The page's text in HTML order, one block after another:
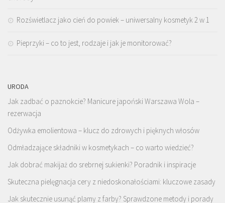
Rozświetlacz jako cień do powiek – uniwersalny kosmetyk 2 w 1
Pieprzyki – co to jest, rodzaje i jak je monitorować?
URODA
Jak zadbać o paznokcie? Manicure japoński Warszawa Wola –
rezerwacja
Odżywka emolientowa – klucz do zdrowych i pięknych włosów
Odmładzające składniki w kosmetykach – co warto wiedzieć?
Jak dobrać makijaż do srebrnej sukienki? Poradnik i inspiracje
Skuteczna pielęgnacja cery z niedoskonałościami: kluczowe zasady
Jak skutecznie usunąć plamy z farby? Sprawdzone metody i porady